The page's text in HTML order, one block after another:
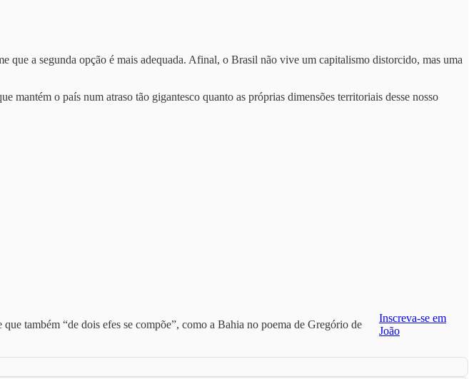
a segunda opção é mais adequada. Afinal, o Brasil não vive um capitalismo distorcido, mas uma
o país num atraso tão gigantesco quanto as próprias dimensões territoriais desse nosso
também “de dois efes se compõe”, como a Bahia no poema de Gregório de
Inscreva-se em
João